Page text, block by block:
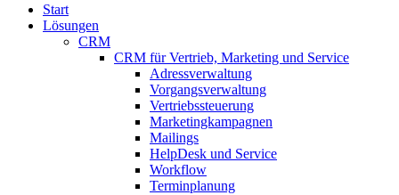
Start
Lösungen
CRM
CRM für Vertrieb, Marketing und Service
Adressverwaltung
Vorgangsverwaltung
Vertriebssteuerung
Marketingkampagnen
Mailings
HelpDesk und Service
Workflow
Terminplanung